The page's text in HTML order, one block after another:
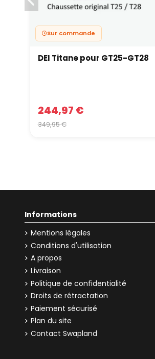
Sur commande
DEI Titane pour GT25-GT28
244,97 €
349,95 €
Informations
Mentions légales
Conditions d'utilisation
A propos
Livraison
Politique de confidentialité
Droits de rétractation
Paiement sécurisé
Plan du site
Contact Swapland